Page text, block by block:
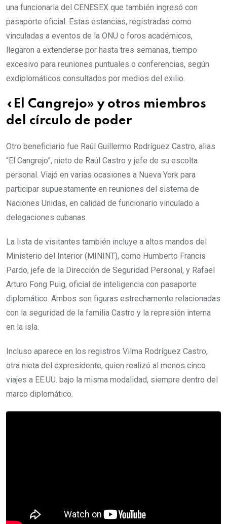
una funcionaria del CENESEX que también ingresó con
pasaporte oficial. Estas estancias, registradas como
vinculadas a eventos de la ONU o foros académicos,
llegaron a extenderse por hasta tres semanas, tiempo
excesivo para reuniones puntuales o conferencias, según
exdiplomáticos consultados por medios del exilio.
«El Cangrejo» y otros miembros
del círculo de poder
Otro beneficiario fue Raúl Guillermo Rodríguez Castro, alias
“El Cangrejo”, nieto de Raúl Castro y jefe de su escolta
personal. Viajó en varias ocasiones a Nueva York para
participar supuestamente en reuniones del sistema de
Naciones Unidas, en calidad de funcionario vinculado a
delegaciones cubanas.
La lista de visitantes también incluye a altos mandos del
Ministerio del Interior (MININT), como Humberto Francis
Pardo, jefe de la Dirección de Seguridad Personal, y Rafael
Arturo Fong Puig, oficial de inteligencia con pasaporte
diplomático. Ambos son figuras estrechamente relacionadas
con la seguridad de la familia Castro y la represión interna
en la isla.
Incluso aparece en los registros Vilma Rodríguez Castro,
otra nieta del expresidente, quien realizó al menos cinco
viajes a EE.UU. bajo la misma modalidad, siempre dentro del
marco diplomático.